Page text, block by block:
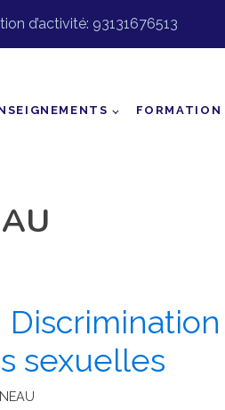
d’activité: 93131676513
FORMATION
sexuelles